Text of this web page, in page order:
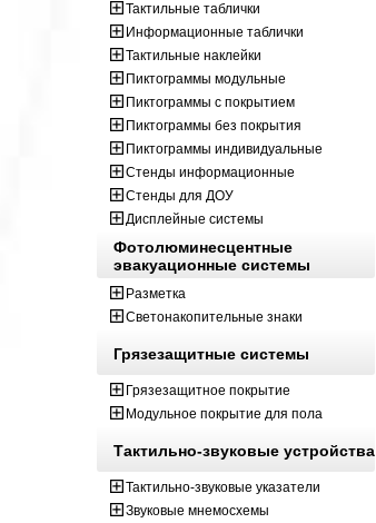
Тактильные таблички
Информационные таблички
Тактильные наклейки
Пиктограммы модульные
Пиктограммы с покрытием
Пиктограммы без покрытия
Пиктограммы индивидуальные
Стенды информационные
Стенды для ДОУ
Дисплейные системы
Фотолюминесцентные
эвакуационные системы
Разметка
Светонакопительные знаки
Грязезащитные системы
Грязезащитное покрытие
Модульное покрытие для пола
Тактильно-звуковые устройства
Тактильно-звуковые указатели
Звуковые мнемосхемы